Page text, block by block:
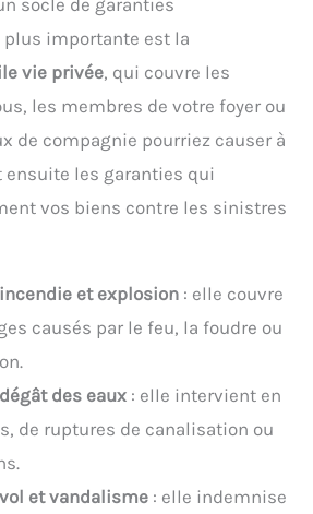
plus importante est la
vie privée, qui couvre les
les membres de votre foyer ou
de compagnie pourriez causer à
ensuite les garanties qui
vos biens contre les sinistres
et explosion : elle couvre
causés par le feu, la foudre ou
des eaux : elle intervient en
de ruptures de canalisation ou
et vandalisme : elle indemnise